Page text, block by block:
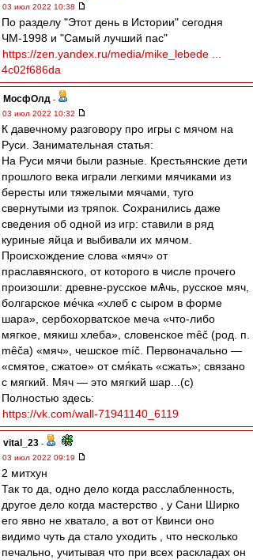
03 июл 2022 10:38
По разделу "Этот день в Истории" сегодня
ЧМ-1998 и "Самый лучший пас"
https://zen.yandex.ru/media/mike_lebede ...
4c02f686da
МосфОлд -
03 июл 2022 10:32
К давечному разговору про игры с мячом на
Руси. Занимательная статья:
На Руси мячи были разные. Крестьянские дети
прошлого века играли легкими мячиками из
бересты или тяжелыми мячами, туго
свернутыми из тряпок. Сохранились даже
сведения об одной из игр: ставили в ряд
куриные яйца и выбивали их мячом.
Происхождение слова «мяч» от
праславянского, от которого в числе прочего
произошли: древне-русское мѦчь, русское мяч,
болгарское ме́чка «хлеб с сыром в форме
шара», сербохорватское меча «что-либо
мягкое, мякиш хлеба», словенское mȇč (род. п.
mȇčа) «мяч», чешское míč. Первоначально —
«смятое, сжатое» от смя́кать «сжать»; связано
с мягкий. Мяч — это мягкий шар...(с)
Полностью здесь:
https://vk.com/wall-71941140_6119
vital_23 -
03 июл 2022 09:19
2 митхун
Так то да, одно дело когда расслабленность,
другое дело когда мастерство , у Сани Ширко
его явно не хватало, а вот от Квинси оно
видимо чуть да стало уходить , что несколько
печально, учитывая что при всех раскладах он